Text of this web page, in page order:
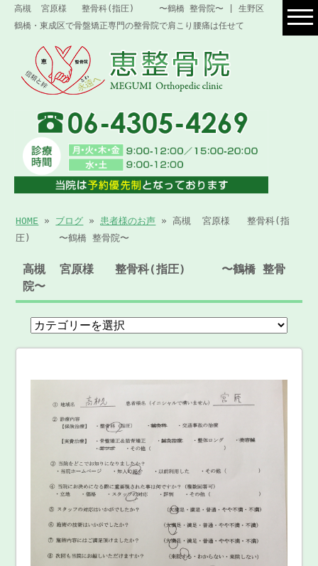
高槻 宮原様 整骨科(指圧) 〜鶴橋 整骨院〜 | 生野区
鶴橋・東成区で骨盤矯正専門の整骨院で肩こり腰痛は任せて
HOME » ブログ » 患者様のお声 » 高槻 宮原様 整骨科(指
圧) 〜鶴橋 整骨院〜
高槻 宮原様 整骨科(指圧) 〜鶴橋 整骨
院〜